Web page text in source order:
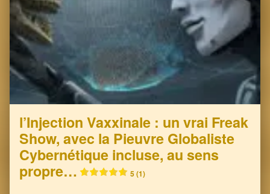
l’Injection Vaxxinale : un vrai Freak
Show, avec la Pieuvre Globaliste
Cybernétique incluse, au sens
propre…
5 (1)